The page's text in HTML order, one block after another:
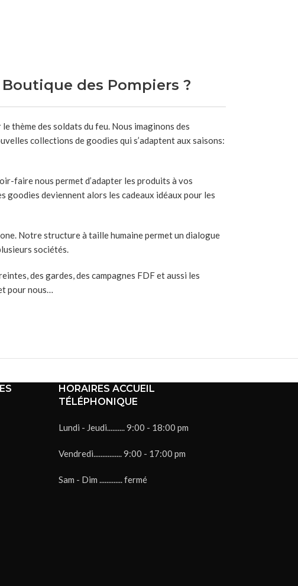
des Pompiers ?
thème des soldats du feu. Nous imaginons des
collections de goodies qui s’adaptent aux saisons:
faire nous permet d’adapter les produits à vos
goodies deviennent alors les cadeaux idéaux pour les
Notre structure à taille humaine permet un dialogue
sociétés.
des gardes, des campagnes FDF et aussi les
pour nous…
HORAIRES ACCUEIL
TÉLÉPHONIQUE
Lundi - Jeudi.......... 9:00 - 18:00 pm
Vendredi................ 9:00 - 17:00 pm
Sam - Dim ............. fermé